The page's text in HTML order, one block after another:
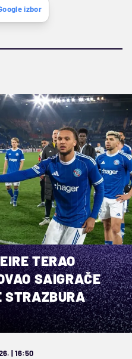
izbor
TERAO
SAIGRAČE
STRAZBURA
| 16:50